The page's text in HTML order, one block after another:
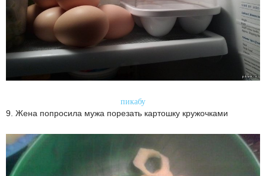
пикабу
9. Жена попросила мужа порезать картошку кружочками